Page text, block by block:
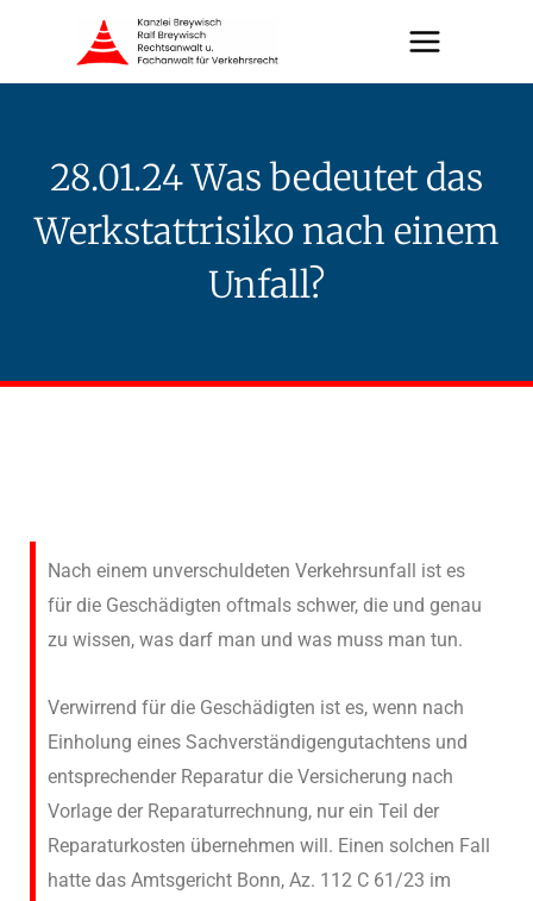
springen
28.01.24 Was bedeutet das
Werkstattrisiko nach einem
Unfall?
Nach einem unverschuldeten Verkehrsunfall ist es
für die Geschädigten oftmals schwer, die und genau
zu wissen, was darf man und was muss man tun.
Verwirrend für die Geschädigten ist es, wenn nach
Einholung eines Sachverständigengutachtens und
entsprechender Reparatur die Versicherung nach
Vorlage der Reparaturrechnung, nur ein Teil der
Reparaturkosten übernehmen will. Einen solchen Fall
hatte das Amtsgericht Bonn, Az. 112 C 61/23 im